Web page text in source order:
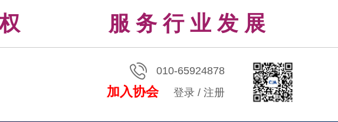
权 服 务 行 业 发 展
010-65924878
加入协会 登录 / 注册